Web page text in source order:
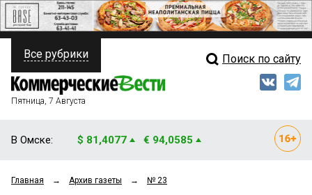
ПОЛИТИКА
ФИНАНСЫ
ОБЩЕСТВО
Свежий выпуск
Все рубрики Поиск по сайту
Пятница, 7 Августа
В Омске: $ 81,4077 € 94,0585
Главная → Архив газеты → № 23